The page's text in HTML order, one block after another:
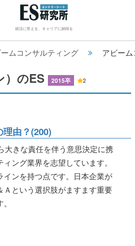
就活に答えを、キャリアに納得を
ムコンサルティング アビーム
）のES 2015卒 2
由？(200)
大きな責任を伴う意思決定に携
ング業界を志望しています。
ンを持つ点です。日本企業が
という選択肢がますます重要